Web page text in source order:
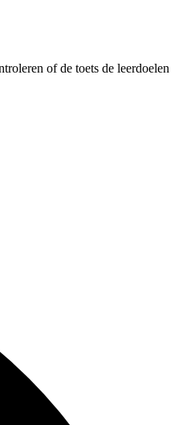
of de toets de leerdoelen